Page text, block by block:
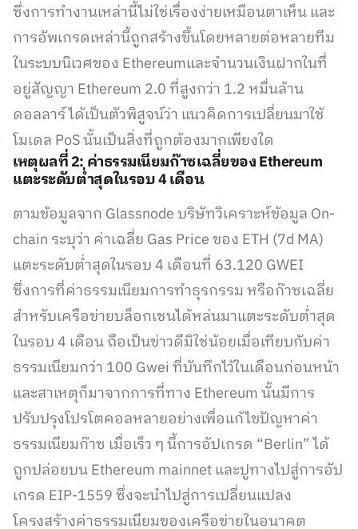
ซึ่งการทำงานเหล่านี้ไม่ใช่เรื่องง่ายเหมือนตาเห็น และ
การอัพเกรดเหล่านี้ถูกสร้างขึ้นโดยหลายต่อหลายทีม
ในระบบนิเวศของ Ethereumและจำนวนเงินฝากในที่
อยู่สัญญา Ethereum 2.0 ที่สูงกว่า 1.2 หมื่นล้าน
ดอลลาร์ ได้เป็นตัวพิสูจน์ว่า แนวคิดการเปลี่ยนมาใช้
โมเดล PoS นั้นเป็นสิ่งที่ถูกต้องมากเพียงใด
เหตุผลที่ 2: ค่าธรรมเนียมก๊าซเฉลี่ยของ Ethereum
แตะระดับต่ำสุดในรอบ 4 เดือน
ตามข้อมูลจาก Glassnode บริษัทวิเคราะห์ข้อมูล On-
chain ระบุว่า ค่าเฉลี่ย Gas Price ของ ETH (7d MA)
แตะระดับต่ำสุดในรอบ 4 เดือนที่ 63.120 GWEI
ซึ่งการที่ค่าธรรมเนียมการทำธุรกรรม หรือก๊าซเฉลี่ย
สำหรับเครือข่ายบล็อกเชนได้หล่นมาแตะระดับต่ำสุด
ในรอบ 4 เดือน ถือเป็นข่าวดีมิใช่น้อยเมื่อเทียบกับค่า
ธรรมเนียมกว่า 100 Gwei ที่บันทึกไว้ในเดือนก่อนหน้า
และสาเหตุก็มาจากการที่ทาง Ethereum นั้นมีการ
ปรับปรุงโปรโตคอลหลายอย่างเพื่อแก้ไขปัญหาค่า
ธรรมเนียมก๊าซ เมื่อเร็ว ๆ นี้การอัปเกรด “Berlin” ได้
ถูกปล่อยบน Ethereum mainnet และปูทางไปสู่การอัป
เกรด EIP-1559 ซึ่งจะนำไปสู่การเปลี่ยนแปลง
โครงสร้างค่าธรรมเนียมของเครือข่ายในอนาคต